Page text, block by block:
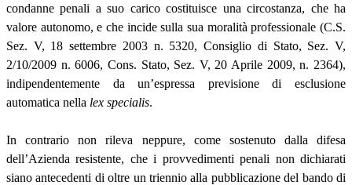
condanne penali a suo carico costituisce una circostanza, che ha
valore autonomo, e che incide sulla sua moralità professionale (C.S.
Sez. V, 18 settembre 2003 n. 5320, Consiglio di Stato, Sez. V,
2/10/2009 n. 6006, Cons. Stato, Sez. V, 20 Aprile 2009, n. 2364),
indipendentemente da un’espressa previsione di esclusione
automatica nella lex specialis.
In contrario non rileva neppure, come sostenuto dalla difesa
dell’Azienda resistente, che i provvedimenti penali non dichiarati
siano antecedenti di oltre un triennio alla pubblicazione del bando di